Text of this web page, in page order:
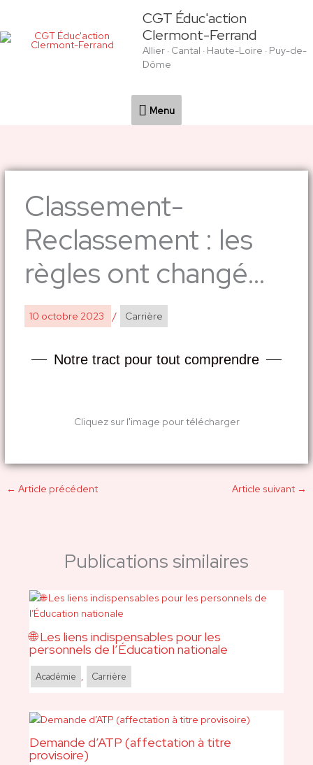
contenu
CGT Éduc'action
Clermont-Ferrand
Allier · Cantal · Haute-Loire · Puy-de-
Dôme
Menu
Menu
Classement-
Reclassement : les
règles ont changé…
10 octobre 2023 / Carrière
Notre tract pour tout comprendre
Cliquez sur l'image pour télécharger
← Article précédent Article suivant →
Publications similaires
🌐 Les liens indispensables pour les
personnels de l’Éducation nationale
Académie , Carrière
Demande d’ATP (affectation à titre
provisoire)